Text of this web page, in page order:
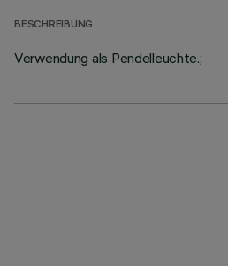
BESCHREIBUNG
Verwendung als Pendelleuchte.;